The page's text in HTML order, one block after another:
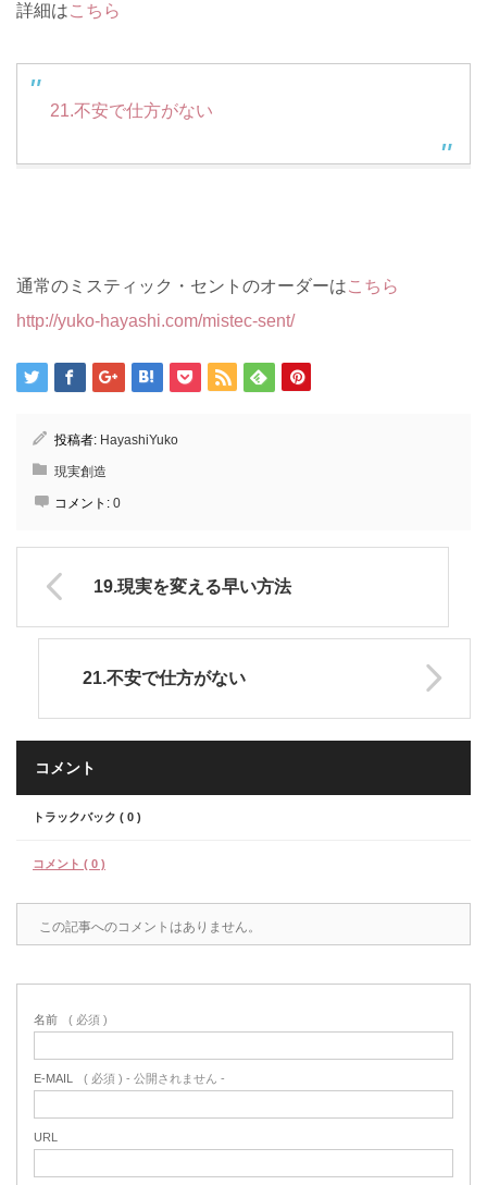
詳細はこちら
21.不安で仕方がない
通常のミスティック・セントのオーダーはこちら
http://yuko-hayashi.com/mistec-sent/
投稿者: HayashiYuko
現実創造
コメント: 0
19.現実を変える早い方法
21.不安で仕方がない
コメント
トラックバック ( 0 )
コメント ( 0 )
この記事へのコメントはありません。
名前 ( 必須 )
E-MAIL ( 必須 ) - 公開されません -
URL